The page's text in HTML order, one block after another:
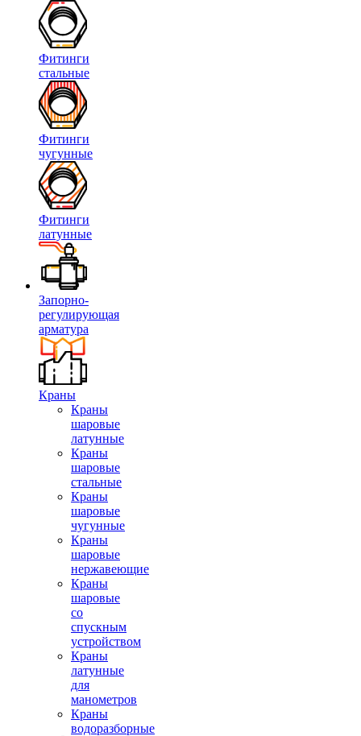
Фитинги
стальные
Фитинги
чугунные
Фитинги
латунные
Запорно-
регулирующая
арматура
Краны
Краны
шаровые
латунные
Краны
шаровые
стальные
Краны
шаровые
чугунные
Краны
шаровые
нержавеющие
Краны
шаровые
со
спускным
устройством
Краны
латунные
для
манометров
Краны
водоразборные